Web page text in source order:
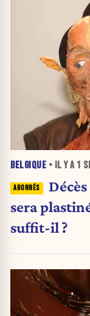
BELGIQUE • IL Y A 1
sera
suffit-il ?